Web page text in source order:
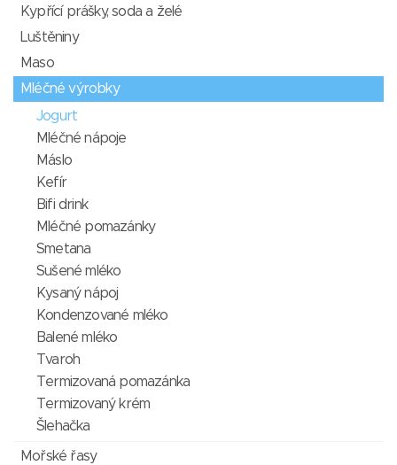
Kypřící prášky, soda a želé
Luštěniny
Maso
Mléčné výrobky
Jogurt
Mléčné nápoje
Máslo
Kefír
Bifi drink
Mléčné pomazánky
Smetana
Sušené mléko
Kysaný nápoj
Kondenzované mléko
Balené mléko
Tvaroh
Termizovaná pomazánka
Termizovaný krém
Šlehačka
Mořské řasy